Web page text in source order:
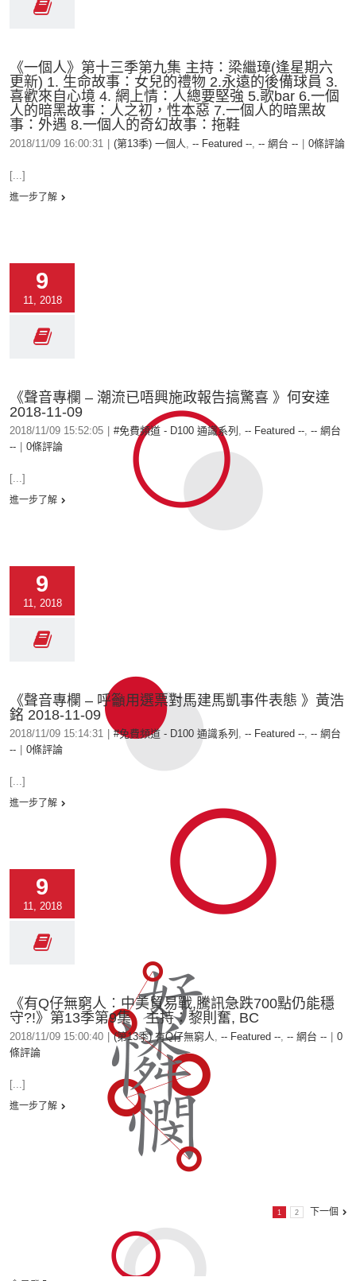
《一個人》第十三季第九集 主持：梁繼璋(逢星期六
更新) 1. 生命故事：女兒的禮物 2.永遠的後備球員 3.
喜歡來自心境 4. 網上情：人總要堅強 5.歌bar 6.一個
人的暗黑故事：人之初，性本惡 7.一個人的暗黑故
事：外遇 8.一個人的奇幻故事：拖鞋
2018/11/09 16:00:31 (第13季) 一個人, -- Featured --, -- 網台 -- 0條評論
[...]
進一步了解
9
11, 2018
《聲音專欄 – 潮流已唔興施政報告搞驚喜 》何安達
2018-11-09
2018/11/09 15:52:05 #免費頻道 - D100 通識系列 , -- Featured --, -- 網台
--
0條評論
[...]
進一步了解
9
11, 2018
《聲音專欄 – 呼籲用選票對馬建馬凱事件表態 》黃浩
銘 2018-11-09
2018/11/09 15:14:31 #免費頻道 - D100 通識系列 , -- Featured --, -- 網台
--
0條評論
[...]
進一步了解
9
11, 2018
《有Q仔無窮人︰中美貿易戰,騰訊急跌700點仍能穩
守?!》第13季第9集 主持：黎則奮, BC
2018/11/09 15:00:40 (第13季) 有Q仔無窮人, -- Featured --, -- 網台 --
0
條評論
[...]
進一步了解
1 2 下一個